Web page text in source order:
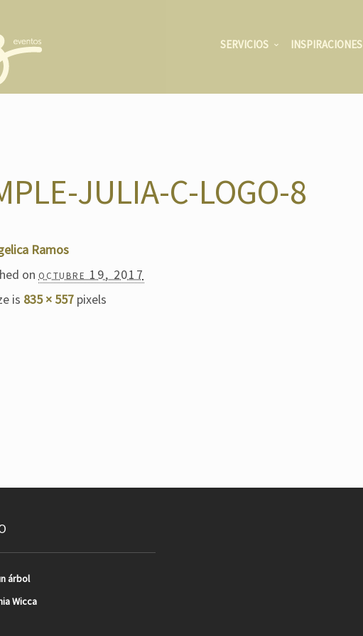
SERVICIOS INSPIRACIONES
JULIA-C-LOGO-8
Ramos
on octubre 19, 2017
is 835 × 557 pixels
árbol
Wicca